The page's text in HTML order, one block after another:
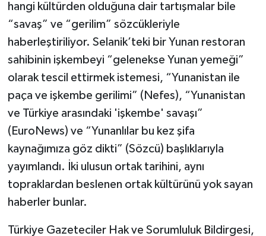
hangi kültürden olduğuna dair tartışmalar bile
“savaş” ve “gerilim” sözcükleriyle
haberleştiriliyor. Selanik’teki bir Yunan restoran
sahibinin işkembeyi “gelenekse Yunan yemeği”
olarak tescil ettirmek istemesi, “Yunanistan ile
paça ve işkembe gerilimi” (Nefes), “Yunanistan
ve Türkiye arasındaki 'işkembe' savaşı”
(EuroNews) ve “Yunanlılar bu kez şifa
kaynağımıza göz dikti” (Sözcü) başlıklarıyla
yayımlandı. İki ulusun ortak tarihini, aynı
topraklardan beslenen ortak kültürünü yok sayan
haberler bunlar.
Türkiye Gazeteciler Hak ve Sorumluluk Bildirgesi,